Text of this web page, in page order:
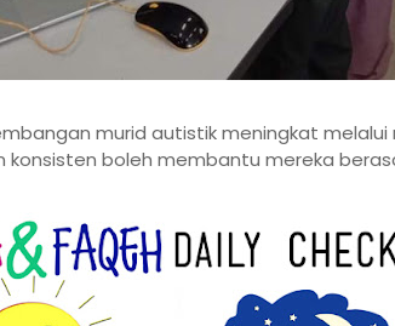
murid autistik meningkat melalui
boleh membantu mereka